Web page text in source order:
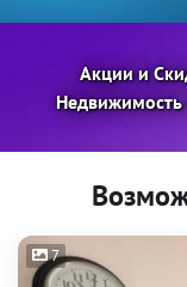
Акции и
Недвижимость
7